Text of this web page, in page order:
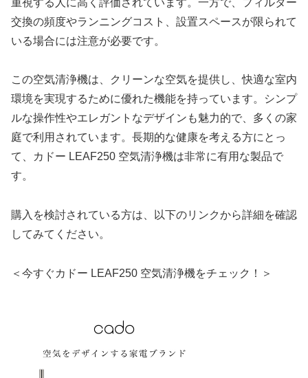
交換の頻度やランニングコスト、設置スペースが限られて
いる場合には注意が必要です。
この空気清浄機は、クリーンな空気を提供し、快適な室内
環境を実現するために優れた機能を持っています。シンプ
ルな操作性やエレガントなデザインも魅力的で、多くの家
庭で利用されています。長期的な健康を考える方にとっ
て、カドー LEAF250 空気清浄機は非常に有用な製品で
す。
購入を検討されている方は、以下のリンクから詳細を確認
してみてください。
＜今すぐカドー LEAF250 空気清浄機をチェック！＞